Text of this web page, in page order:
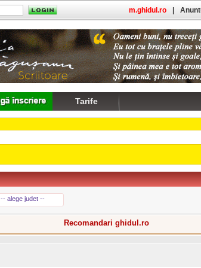
-- alege judet --
Recomandari ghidul.ro
m.ghidul.ro
Tarife